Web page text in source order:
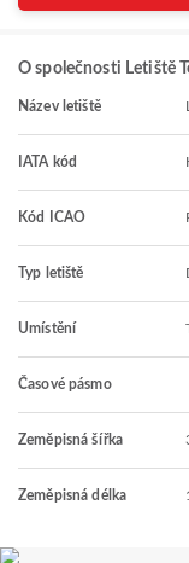
O společnosti Letiště
Název letiště
IATA kód
Kód ICAO
Typ letiště
Umístění
Časové pásmo
Zeměpisná šířka
Zeměpisná délka